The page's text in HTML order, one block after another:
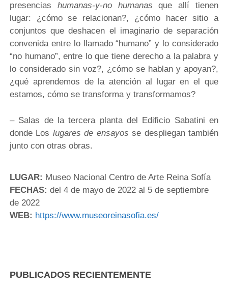
presencias humanas-y-no humanas que allí tienen
lugar: ¿cómo se relacionan?, ¿cómo hacer sitio a
conjuntos que deshacen el imaginario de separación
convenida entre lo llamado “humano” y lo considerado
“no humano”, entre lo que tiene derecho a la palabra y
lo considerado sin voz?, ¿cómo se hablan y apoyan?,
¿qué aprendemos de la atención al lugar en el que
estamos, cómo se transforma y transformamos?
– Salas de la tercera planta del Edificio Sabatini en
donde Los lugares de ensayos se despliegan también
junto con otras obras.
LUGAR: Museo Nacional Centro de Arte Reina Sofía
FECHAS: del 4 de mayo de 2022al 5 de septiembre
de 2022
WEB: https://www.museoreinasofia.es/
PUBLICADOS RECIENTEMENTE